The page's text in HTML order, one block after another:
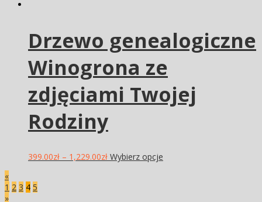
Drzewo genealogiczne
Winogrona ze
zdjęciami Twojej
Rodziny
399.00zł – 1,229.00zł Wybierz opcje
«
1 2 3 4 5
»